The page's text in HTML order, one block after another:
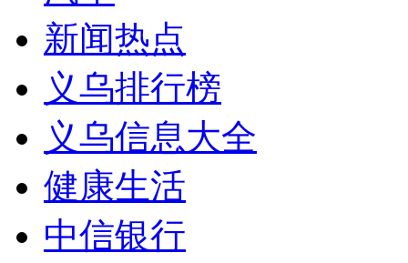
新闻热点
义乌排行榜
义乌信息大全
健康生活
中信银行